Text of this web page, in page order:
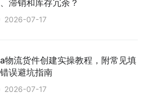
滞销和库存冗余？
2026-07-17
物流货件创建实操教程，附常见填
误避坑指南
2026-07-17